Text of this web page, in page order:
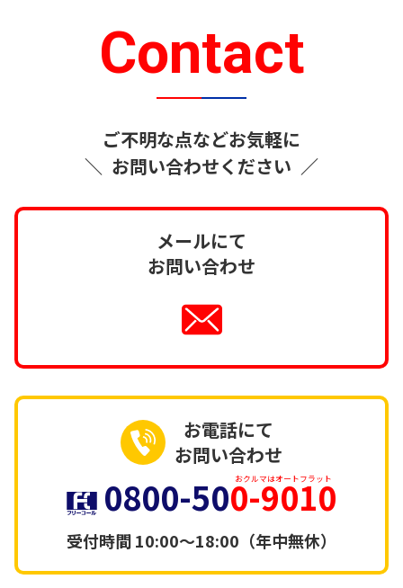
Contact
＼
ご不明な点などお気軽に
お問い合わせください ／
メールにて
お問い合わせ
お電話にて
お問い合わせ
0800-500-9010
おクルマはオートフラット
受付時間10:00～18:00（年中無休）